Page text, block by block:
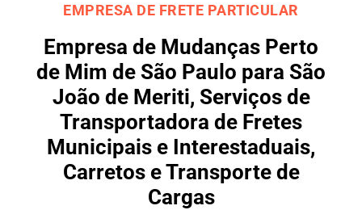
EMPRESA DE FRETE PARTICULAR
Empresa de Mudanças Perto
de Mim de São Paulo para São
João de Meriti, Serviços de
Transportadora de Fretes
Municipais e Interestaduais,
Carretos e Transporte de
Cargas